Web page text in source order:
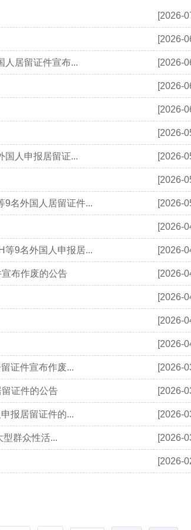
[2026-
[2026-
[2026-
人居留证件宣布...
[2026-
[2026-
[2026-
[2026-
国人申报居留证...
[2026-
[2026-
9名外国人居留证件...
[2026-
[2026-
等9名外国人申报居...
[2026-
布作废的公告
[2026-
[2026-
[2026-
[2026-
证件宣布作废...
[2026-
证件的公告
[2026-
报居留证件的...
[2026-
群众性活...
[2026-